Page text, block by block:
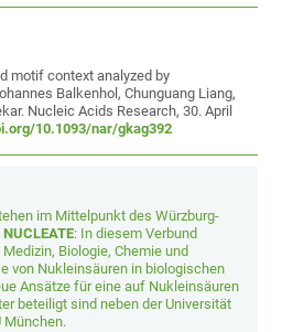
motif context analyzed by
Balkenhol, Chunguang Liang,
Nucleic Acids Research, 30. April
10.1093/nar/gkag392
im Mittelpunkt des Würzburg-
NUCLEATE: In diesem Verbund
Biologie, Chemie und
von Nukleinsäuren in biologischen
Ansätze für eine auf Nukleinsäuren
beteiligt sind neben der Universität
München.